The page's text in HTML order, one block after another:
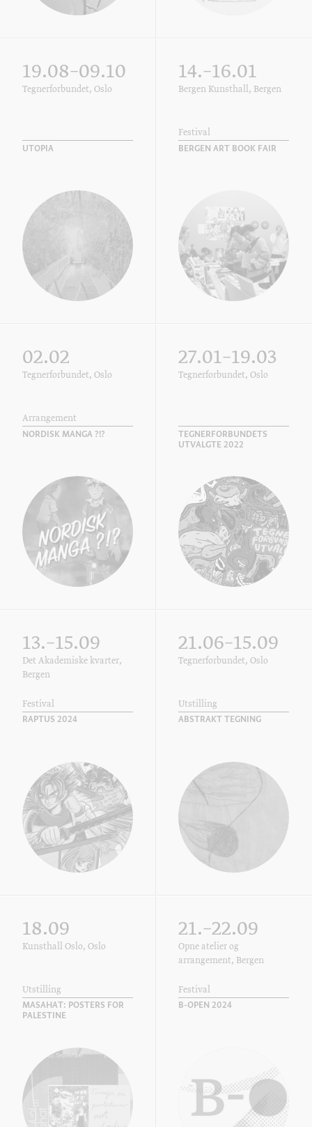
19.08–09.10
Tegnerforbundet, Oslo
UTOPIA
14.–16.01
Bergen Kunsthall, Bergen
Festival
BERGEN ART BOOK FAIR
02.02
Tegnerforbundet, Oslo
Arrangement
NORDISK MANGA ?!?
27.01–19.03
Tegnerforbundet, Oslo
TEGNERFORBUNDETS
UTVALGTE 2022
13.–15.09
Det Akademiske kvarter,
Bergen
Festival
RAPTUS 2024
21.06–15.09
Tegnerforbundet, Oslo
Utstilling
ABSTRAKT TEGNING
18.09
Kunsthall Oslo, Oslo
Utstilling
MASAHAT: POSTERS FOR
PALESTINE
21.–22.09
Opne atelier og
arrangement, Bergen
Festival
B-OPEN 2024